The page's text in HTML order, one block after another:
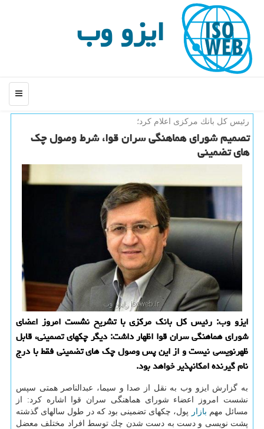
ایزو وب
منو
رئیس كل بانك مركزی اعلام كرد؛
تصمیم شورای هماهنگی سران قوا، شرط وصول چك
های تضمینی
ایزو وب: رئیس كل بانك مركزی با تشریح نشست امروز اعضای
شورای هماهنگی سران قوا اظهار داشت: دیگر چكهای تصمینی، قابل
ظهرنویسی نیست و از این پس وصول چك های تضمینی فقط با درج
نام گیرنده امكانپذیر خواهد بود.
به گزارش ایزو وب به نقل از صدا و سیما، عبدالناصر همتی سپس
نشست امروز اعضاء شورای هماهنگی سران قوا اشاره كرد: از
مسائل مهم بازار
پول، چكهای تضمینی بود كه در طول سالهای گذشته
پشت نویسی و دست به دست شدن چك توسط افراد مختلف معضل